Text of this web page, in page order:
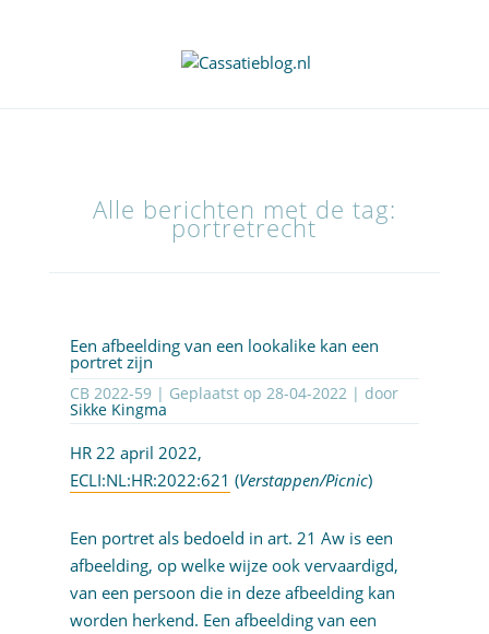
Alle berichten met de tag:
portretrecht
Een afbeelding van een lookalike kan een
portret zijn
CB 2022-59 | Geplaatst op 28-04-2022| door
Sikke Kingma
HR 22 april 2022,
ECLI:NL:HR:2022:621 (Verstappen/Picnic)
Een portret als bedoeld in art. 21 Aw is een
afbeelding, op welke wijze ook vervaardigd,
van een persoon die in deze afbeelding kan
worden herkend. Een afbeelding van een